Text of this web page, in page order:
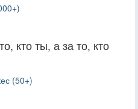
кто ты, а за то, кто
(50+)